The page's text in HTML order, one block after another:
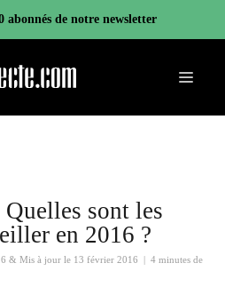
abonnés de notre newsletter
Menu
sont les
en 2016 ?
& Mis à jour le 13 février 2016
4 minutes de